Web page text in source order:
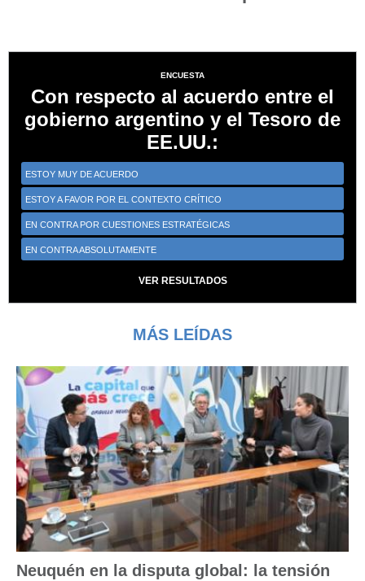
ENCUESTA
Con respecto al acuerdo entre el
gobierno argentino y el Tesoro de
EE.UU.:
ESTOY MUY DE ACUERDO
ESTOY A FAVOR POR EL CONTEXTO CRÍTICO
EN CONTRA POR CUESTIONES ESTRATÉGICAS
EN CONTRA ABSOLUTAMENTE
VER RESULTADOS
MÁS LEÍDAS
Neuquén en la disputa global: la tensión